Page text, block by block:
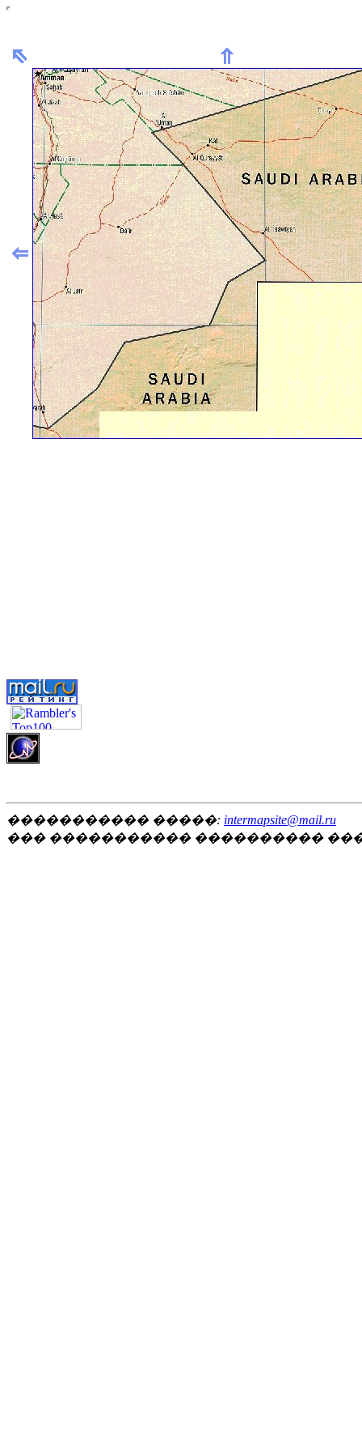
����������� �����: intermapsite@mail.ru
��� ����������� ����������